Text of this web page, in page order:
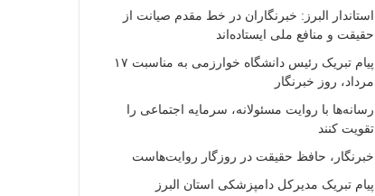
استاندار البرز: خبرنگاران در خط مقدم صیانت از
حقیقت و منافع ملی ایستاده‌اند
پیام تبریک رئیس دانشگاه خوارزمی به مناسبت ۱۷
مرداد، روز خبرنگار
رسانه‌ها با روایت مسئولانه، سرمایه اجتماعی را
تقویت کنند
خبرنگار، حافظ حقیقت در روزگار روایت‌هاست
پیام تبریک مدیرکل دامپزشکی استان البرز